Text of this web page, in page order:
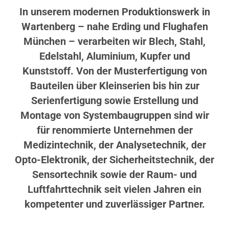
In unserem modernen Produktionswerk in
Wartenberg – nahe Erding und Flughafen
München – verarbeiten wir Blech, Stahl,
Edelstahl, Aluminium, Kupfer und
Kunststoff. Von der Musterfertigung von
Bauteilen über Kleinserien bis hin zur
Serienfertigung sowie Erstellung und
Montage von Systembaugruppen sind wir
für renommierte Unternehmen der
Medizintechnik, der Analysetechnik, der
Opto-Elektronik, der Sicherheitstechnik, der
Sensortechnik sowie der Raum- und
Luftfahrttechnik seit vielen Jahren ein
kompetenter und zuverlässiger Partner.